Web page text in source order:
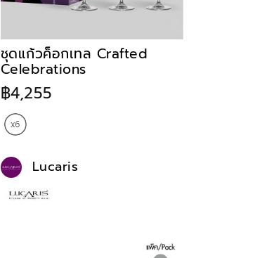
ชุดแก้วค็อกเทล Crafted
Celebrations
฿4,255
Lucaris